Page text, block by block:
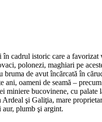
cadrul istoric care a favorizat
polonezi, maghiari pe
bruma de avut încărcată în
ani, oameni de seamă –
miniere bucovinene, cu palate
şi Galiţia, mare
aur, plumb şi argint.